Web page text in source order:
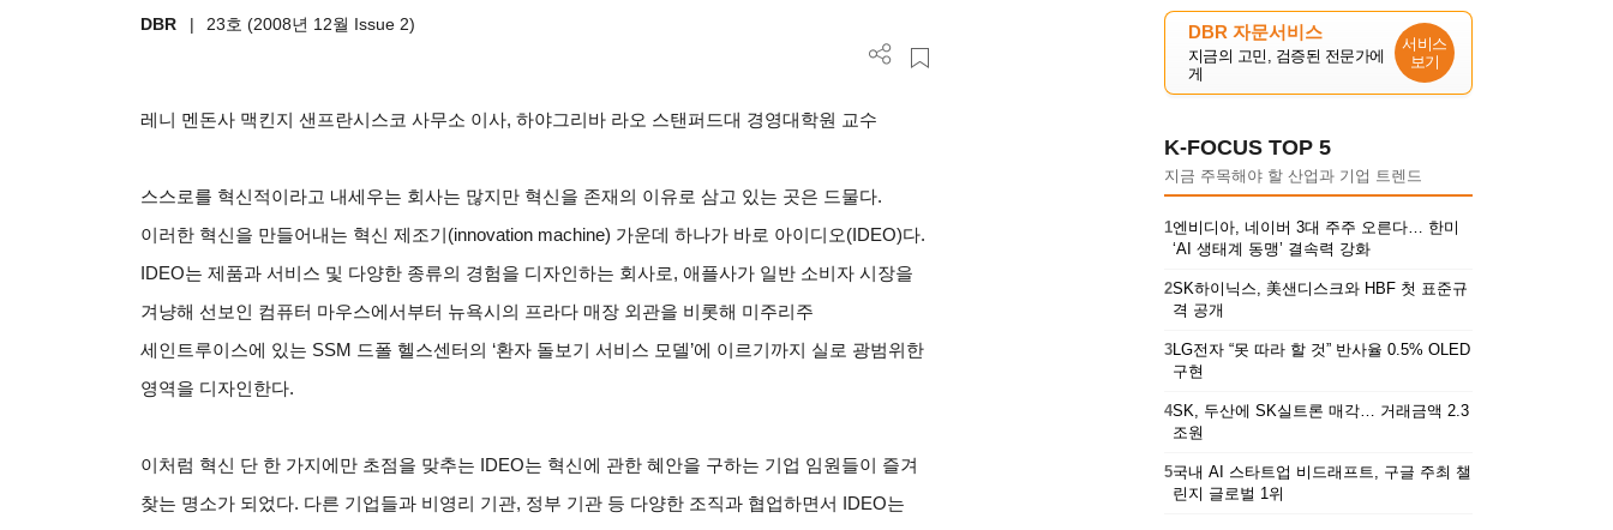
DBR | 23호 (2008년 12월 Issue 2)
레니 멘돈사 맥킨지 샌프란시스코 사무소 이사, 하야그리바 라오 스탠퍼드대 경영대학원 교수
스스로를 혁신적이라고 내세우는 회사는 많지만 혁신을 존재의 이유로 삼고 있는 곳은 드물다.
이러한 혁신을 만들어내는 혁신 제조기(innovation machine) 가운데 하나가 바로 아이디오(IDEO)다.
IDEO는 제품과 서비스 및 다양한 종류의 경험을 디자인하는 회사로, 애플사가 일반 소비자 시장을
겨냥해 선보인 컴퓨터 마우스에서부터 뉴욕시의 프라다 매장 외관을 비롯해 미주리주
세인트루이스에 있는 SSM 드폴 헬스센터의 ‘환자 돌보기 서비스 모델’에 이르기까지 실로 광범위한
영역을 디자인한다.
이처럼 혁신 단 한 가지에만 초점을 맞추는 IDEO는 혁신에 관한 혜안을 구하는 기업 임원들이 즐겨
찾는 명소가 되었다. 다른 기업들과 비영리 기관, 정부 기관 등 다양한 조직과 협업하면서 IDEO는
DBR 자문서비스
지금의 고민, 검증된 전문가에
게
서비스
보기
K-FOCUS TOP 5
지금 주목해야 할 산업과 기업 트렌드
1엔비디아, 네이버 3대 주주 오른다… 한미
‘AI 생태계 동맹’ 결속력 강화
2SK하이닉스, 美샌디스크와 HBF 첫 표준규
격 공개
3LG전자 “못 따라 할 것” 반사율 0.5% OLED
구현
4SK, 두산에 SK실트론 매각… 거래금액 2.3
조원
5국내 AI 스타트업 비드래프트, 구글 주최 챌
린지 글로벌 1위